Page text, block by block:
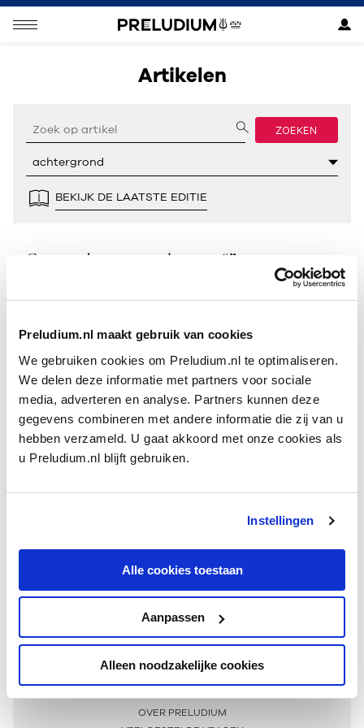
Preludium.nl maakt gebruik van cookies
We gebruiken cookies om Preludium.nl te optimaliseren.
We delen deze informatie met partners voor sociale
media, adverteren en analyse. Partners kunnen deze
gegevens combineren met andere informatie die zij van u
hebben verzameld. U gaat akkoord met onze cookies als
u Preludium.nl blijft gebruiken.
Instellingen
Alle cookies toestaan
Aanpassen
Alleen noodzakelijke cookies
Artikelen
ZOEKEN
BEKIJK DE LAATSTE EDITIE
Geen resultaten gevonden voor “”.
Meer informatie
OVER PRELUDIUM